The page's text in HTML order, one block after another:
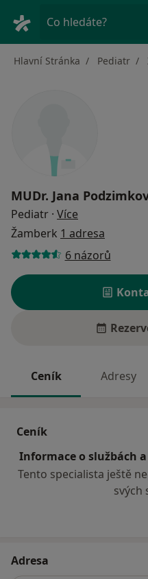
Co hledáte?
Hlavní Stránka Pediatr
MUDr. Jana
Pediatr · Více
Žamberk 1 adresa
6 názorů
Ceník Adresy
Ceník
Informace o službách
Tento specialista ještě
svých
Adresa